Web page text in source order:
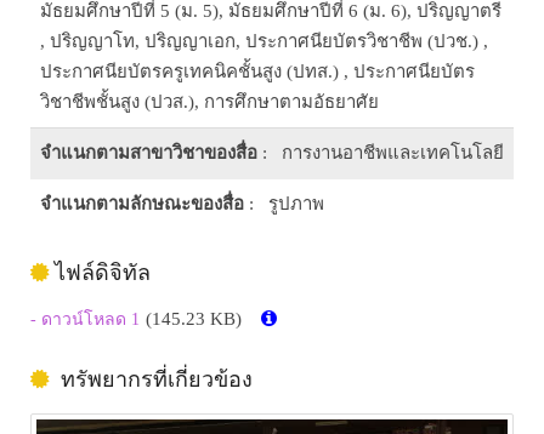
มัธยมศึกษาปีที่ 5 (ม. 5), มัธยมศึกษาปีที่ 6 (ม. 6), ปริญญาตรี
, ปริญญาโท, ปริญญาเอก, ประกาศนียบัตรวิชาชีพ (ปวช.) ,
ประกาศนียบัตรครูเทคนิคชั้นสูง (ปทส.) , ประกาศนียบัตร
วิชาชีพชั้นสูง (ปวส.), การศึกษาตามอัธยาศัย
จำแนกตามสาขาวิชาของสื่อ : การงานอาชีพและเทคโนโลยี
จำแนกตามลักษณะของสื่อ : รูปภาพ
ไฟล์ดิจิทัล
- ดาวน์โหลด 1 (145.23 KB)
ทรัพยากรที่เกี่ยวข้อง